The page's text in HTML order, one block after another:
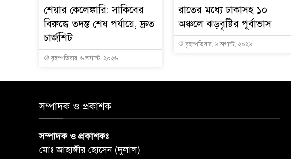
শেয়ার কেলেঙ্কারি: সাকিবের
বিরুদ্ধে তদন্ত শেষ পর্যায়ে, দ্রুত
চার্জশিট
বৃহস্পতিবার, ৬ অগাস্ট, ২০২৬
রাতের মধ্যে ঢাকাসহ ১০
অঞ্চলে ঝড়বৃষ্টির পূর্বাভাস
বৃহস্পতিবার, ৬ অগাস্ট, ২০২৬
সম্পাদক ও প্রকাশক
সম্পাদক ও প্রকাশকঃ
মোঃ জাহাঙ্গীর হোসেন (দুলাল)